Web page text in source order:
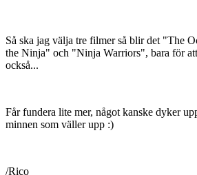
Så ska jag välja tre filmer så blir det "The
the Ninja" och "Ninja Warriors", bara för
också...
Får fundera lite mer, något kanske dyker
minnen som väller upp :)
/Rico